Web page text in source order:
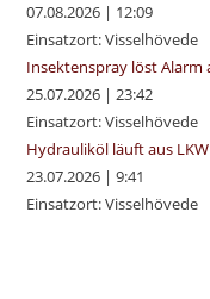
07.08.2026 | 12:09
Einsatzort: Visselhövede
Insektenspray löst Alarm
25.07.2026 |23:42
Einsatzort: Visselhövede
Hydrauliköl läuft aus LKW
23.07.2026 |9:41
Einsatzort: Visselhövede